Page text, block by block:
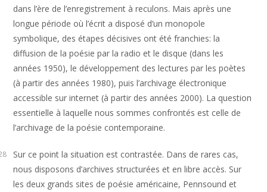
dans l’ère de l’enregistrement à reculons. Mais après une
longue période où l’écrit a disposé d’un monopole
symbolique, des étapes décisives ont été franchies: la
diffusion de la poésie par la radio et le disque (dans les
années 1950), le développement des lectures par les poètes
(à partir des années 1980), puis l’archivage électronique
accessible sur internet (à partir des années 2000). La question
essentielle à laquelle nous sommes confrontés est celle de
l’archivage de la poésie contemporaine.
Sur ce point la situation est contrastée. Dans de rares cas,
nous disposons d’archives structurées et en libre accès. Sur
les deux grands sites de poésie américaine, Pennsound et